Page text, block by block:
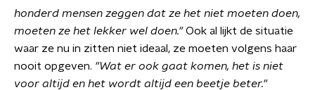
honderd mensen zeggen dat ze het niet moeten doen,
moeten ze het lekker wel doen."Ook al lijkt de situatie
waar ze nu in zitten niet ideaal, ze moeten volgens haar
nooit opgeven. "Wat er ook gaat komen, het is niet
voor altijd en het wordt altijd een beetje beter."